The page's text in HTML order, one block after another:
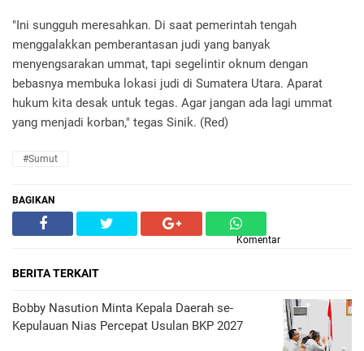
"Ini sungguh meresahkan. Di saat pemerintah tengah
menggalakkan pemberantasan judi yang banyak
menyengsarakan ummat, tapi segelintir oknum dengan
bebasnya membuka lokasi judi di Sumatera Utara. Aparat
hukum kita desak untuk tegas. Agar jangan ada lagi ummat
yang menjadi korban," tegas Sinik. (Red)
#Sumut
BAGIKAN
Komentar
BERITA TERKAIT
Bobby Nasution Minta Kepala Daerah se-
Kepulauan Nias Percepat Usulan BKP 2027